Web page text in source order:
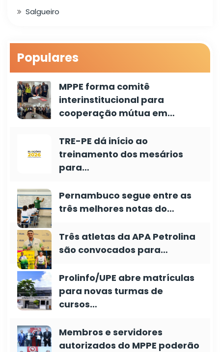
Salgueiro
Populares
MPPE forma comitê
interinstitucional para
cooperação mútua em…
TRE-PE dá início ao
treinamento dos mesários
para…
Pernambuco segue entre as
três melhores notas do…
Três atletas da APA Petrolina
são convocados para…
Prolinfo/UPE abre matrículas
para novas turmas de
cursos…
Membros e servidores
autorizados do MPPE poderão